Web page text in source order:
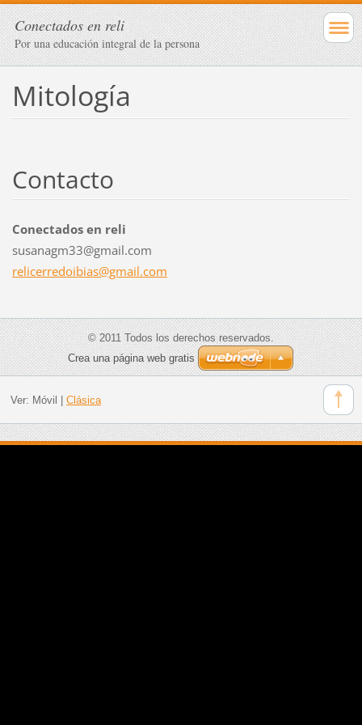
Conectados en reli
Por una educación integral de la persona
Mitología
Contacto
Conectados en reli
susanagm33@gmail.com
relicerredoibias@gmail.com
© 2011 Todos los derechos reservados.
Crea una página web gratis
Ver: Móvil Clásica